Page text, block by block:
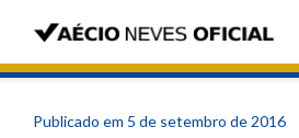
Publicado em 5 de setembro de 2016